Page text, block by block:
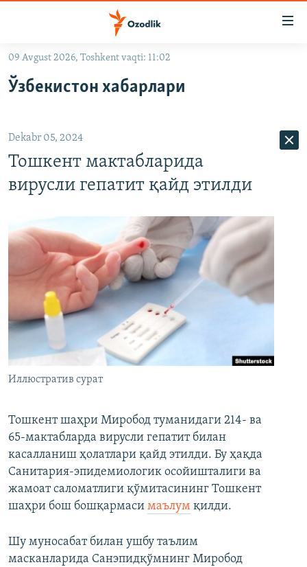
Асосий
Қидиришга
ўтинг
OZODLIK SURISHTIRUVLARI
На русском
ИЖТИМОИЙ ТАРМОҚЛАР
Озодлик бошқа тилларда
09 Avgust 2026, Toshkent vaqti: 11:02
Ўзбекистон хабарлари
Dekabr 05, 2024
Тошкент мактабларида
вирусли гепатит қайд этилди
Иллюстратив сурат
Тошкент шаҳри Миробод туманидаги 214- ва
65-мактабларда вирусли гепатит билан
касалланиш ҳолатлари қайд этилди. Бу ҳақда
Санитария-эпидемиологик осойишталиги ва
жамоат саломатлиги қўмитасининг Тошкент
шаҳри бош бошқармаси маълум қилди.
Шу муносабат билан ушбу таълим
масканларида Санэпидқўмнинг Миробод